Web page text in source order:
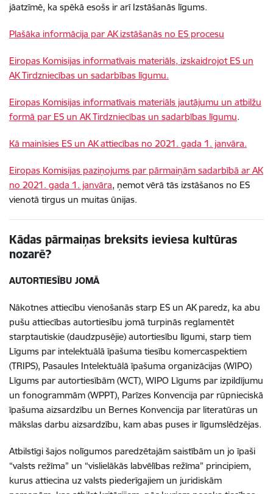
jāatzīmē, ka spēkā esošs ir arī Izstāšanās līgums.
Plašāka informācija par AK izstāšanās no ES procesu
Eiropas Komisijas informatīvais materiāls, izskaidrojot ES un
AK Tirdzniecības un sadarbības līgumu.
Eiropas Komisijas informatīvais materiāls jautājumu un atbilžu
formā par ES un AK Tirdzniecības un sadarbības līgumu.
Kā mainīsies ES un AK attiecības no 2021. gada 1. janvāra.
Eiropas Komisijas paziņojums par pārmaiņām sadarbībā ar AK
no 2021. gada 1. janvāra, ņemot vērā tās izstāšanos no ES
vienotā tirgus un muitas ūnijas.
Kādas pārmaiņas breksits ieviesa kultūras
nozarē?
AUTORTIESĪBU JOMĀ
Nākotnes attiecību vienošanās starp ES un AK paredz, ka abu
pušu attiecības autortiesību jomā turpinās reglamentēt
starptautiskie (daudzpusējie) autortiesību līgumi, starp tiem
Līgums par intelektuālā īpašuma tiesību komercaspektiem
(TRIPS), Pasaules Intelektuālā īpašuma organizācijas (WIPO)
Līgums par autortiesībām (WCT), WIPO Līgums par izpildījumu
un fonogrammām (WPPT), Parīzes Konvencija par rūpnieciskā
īpašuma aizsardzību un Bernes Konvencija par literatūras un
mākslas darbu aizsardzību, kam abas puses ir līgumslēdzējas.
Atbilstīgi šajos nolīgumos paredzētajām saistībām un jo īpaši
“valsts režīma” un “vislielākās labvēlības režīma” principiem,
kurus attiecina uz valsts piederīgajiem un juridiskām